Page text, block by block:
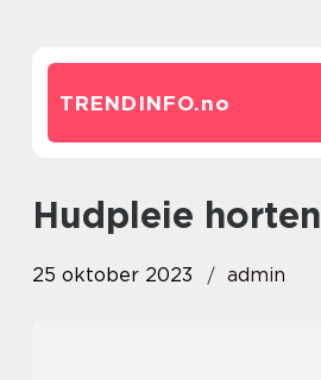
TRENDINFO.no
hudpleie horten
25 oktober 2023 admin